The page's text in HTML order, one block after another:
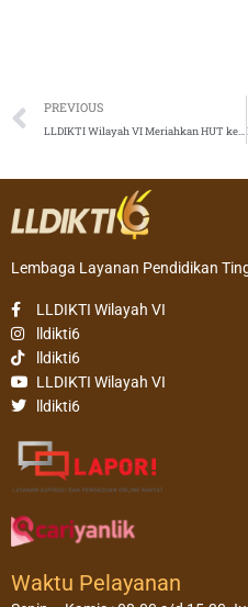
Prev
PREVIOUS
LLDIKTI Wilayah VI Meriahkan HUT ke-80 RI dengan Semangat Nasionalisme dan Kebersamaan
Lembaga Layanan Pendidikan
LLDIKTI Wilayah VI
lldikti6
lldikti6
LLDIKTI Wilayah VI
lldikti6
Waktu Pelayanan